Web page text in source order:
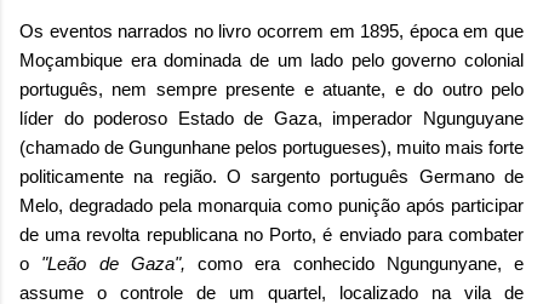
Os eventos narrados no livro ocorrem em 1895, época em que
Moçambique era dominada de um lado pelo governo colonial
português, nem sempre presente e atuante, e do outro pelo
líder do poderoso Estado de Gaza, imperador Ngunguyane
(chamado de Gungunhane pelos portugueses), muito mais forte
politicamente na região. O sargento português Germano de
Melo, degradado pela monarquia como punição após participar
de uma revolta republicana no Porto, é enviado para combater
o "Leão de Gaza", como era conhecido Ngungunyane, e
assume o controle de um quartel, localizado na vila de